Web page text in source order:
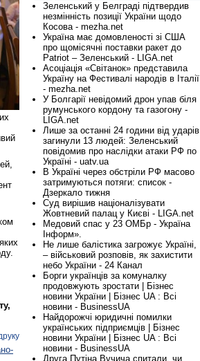
Зеленський у Белграді підтвердив
незмінність позиції України щодо
Косова - mezha.net
Україна має домовленості зі США
про щомісячні поставки ракет до
Patriot – Зеленський - LIGA.net
Асоціація «Світанок» представила
Україну на Фестивалі народів в Італії
- mezha.net
У Болгарії невідомий дрон упав біля
румунського кордону та газогону -
LIGA.net
Лише за останні 24 години від ударів
загинули 13 людей: Зеленський
повідомив про наслідки атаки РФ по
Україні - uatv.ua
В Україні через обстріли РФ масово
затримуються потяги: список -
Дзеркало тижня
Суд вирішив націоналізувати
Жовтневий палац у Києві - LIGA.net
Медовий спас у 23 ОМБр - Україна
Інформ».
Не лише балістика загрожує Україні,
– військовий розповів, як захистити
небо України - 24 Канал
Борги українців за комуналку
продовжують зростати | Бізнес
новини України | Бізнес UA : Всі
новини - BusinessUA
Найдорожчі юридичні помилки
українських підприємців | Бізнес
новини України | Бізнес UA : Всі
новини - BusinessUA
Друга Путіна Вучича спитали, чи